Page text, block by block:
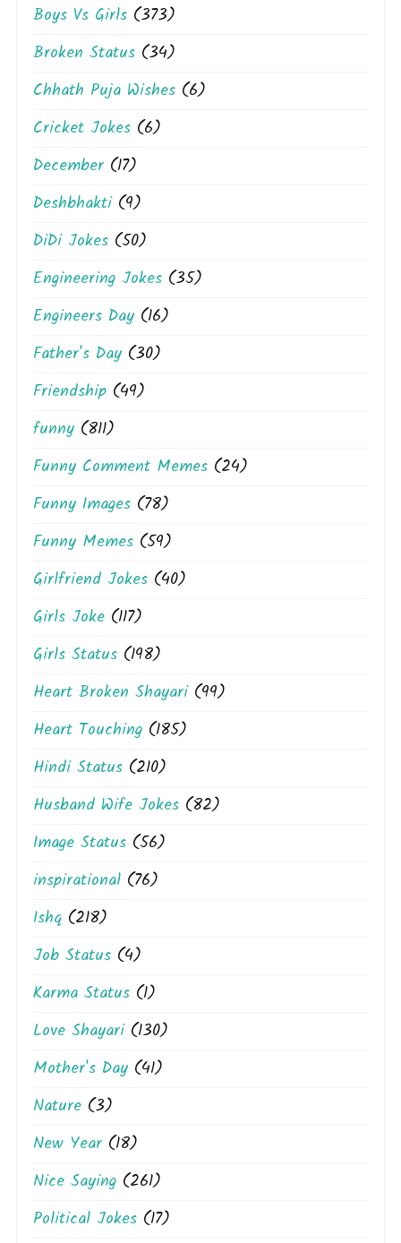
Boys Vs Girls (373)
Broken Status (34)
Chhath Puja Wishes (6)
Cricket Jokes (6)
December(17)
Deshbhakti(9)
DiDi Jokes (50)
Engineering Jokes (35)
Engineers Day (16)
Father's Day (30)
Friendship (49)
funny (811)
Funny Comment Memes (24)
Funny Images (78)
Funny Memes (59)
Girlfriend Jokes (40)
Girls Joke (117)
Girls Status (198)
Heart Broken Shayari(99)
Heart Touching (185)
Hindi Status (210)
Husband Wife Jokes (82)
Image Status (56)
inspirational (76)
Ishq (218)
Job Status (4)
Karma Status (1)
Love Shayari(130)
Mother's Day (41)
Nature (3)
New Year(18)
Nice Saying (261)
Political Jokes (17)